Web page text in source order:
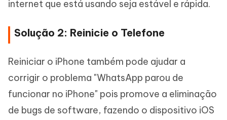
internet que está usando seja estável e rápida.
Solução 2: Reinicie o Telefone
Reiniciar o iPhone também pode ajudar a
corrigir o problema "WhatsApp parou de
funcionar no iPhone" pois promove a eliminação
de bugs de software, fazendo o dispositivo iOS